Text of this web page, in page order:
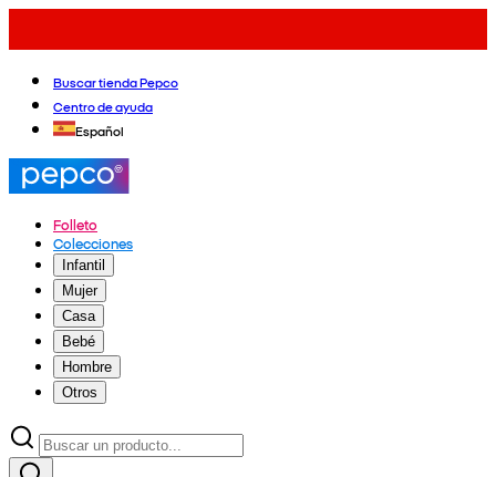
Buscar tienda Pepco
Centro de ayuda
Español
Folleto
Colecciones
Infantil
Mujer
Casa
Bebé
Hombre
Otros